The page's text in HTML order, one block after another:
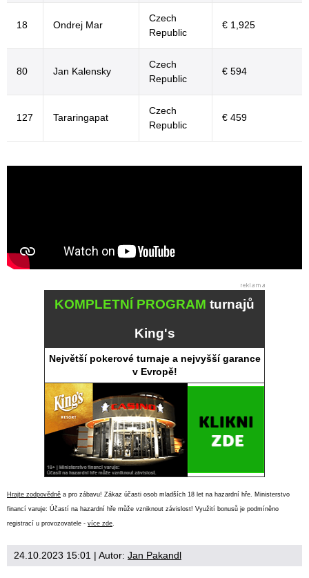
18 Ondrej Mar
Czech
Republic
€ 1,925
80 Jan Kalensky
Czech
Republic
€ 594
127 Tararingapat
Czech
Republic
€ 459
KOMPLETNÍ PROGRAM turnajů
King's
Největší pokerové turnaje a nejvyšší garance
v Evropě!
Hrajte zodpovědně a pro zábavu! Zákaz účasti osob mladších 18 let na hazardní hře. Ministerstvo
financí varuje: Účastí na hazardní hře může vzniknout závislost! Využití bonusů je podmíněno
registrací u provozovatele - více zde
24.10.2023 15:01 | Autor: Jan Pakandl